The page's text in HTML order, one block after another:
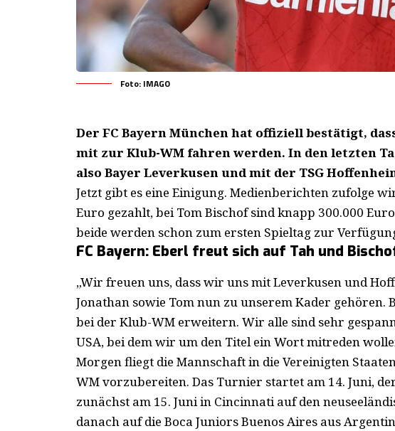
Foto: IMAGO
Der FC Bayern München hat offiziell bestätigt,
mit zur Klub-WM fahren werden. In den letzten
also Bayer Leverkusen und mit der TSG
Jetzt gibt es eine Einigung. Medienberichten zufolge
Euro gezahlt, bei Tom Bischof sind knapp 300.000
beide werden schon zum ersten Spieltag zur
FC Bayern: Eberl freut sich auf Tah und
„Wir freuen uns, dass wir uns mit Leverkusen und
Jonathan sowie Tom nun zu unserem Kader gehören.
bei der Klub-WM erweitern. Wir alle sind sehr
USA, bei dem wir um den Titel ein Wort mitreden
Morgen fliegt die Mannschaft in die Vereinigten
WM vorzubereiten. Das Turnier startet am 14. Juni,
zunächst am 15. Juni in Cincinnati auf den
danach auf die Boca Juniors Buenos Aires aus